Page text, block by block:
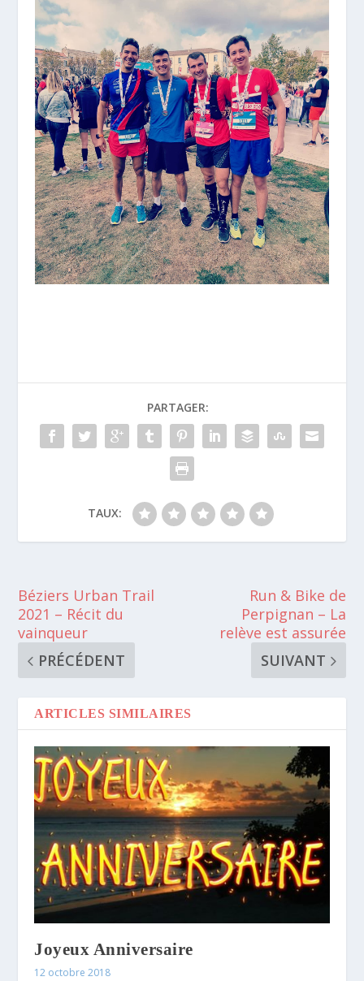
PARTAGER:
TAUX:
Béziers Urban Trail
2021 – Récit du
vainqueur
PRÉCÉDENT
Run & Bike de
Perpignan – La
relève est assurée
SUIVANT
ARTICLES SIMILAIRES
Joyeux Anniversaire
12 octobre 2018